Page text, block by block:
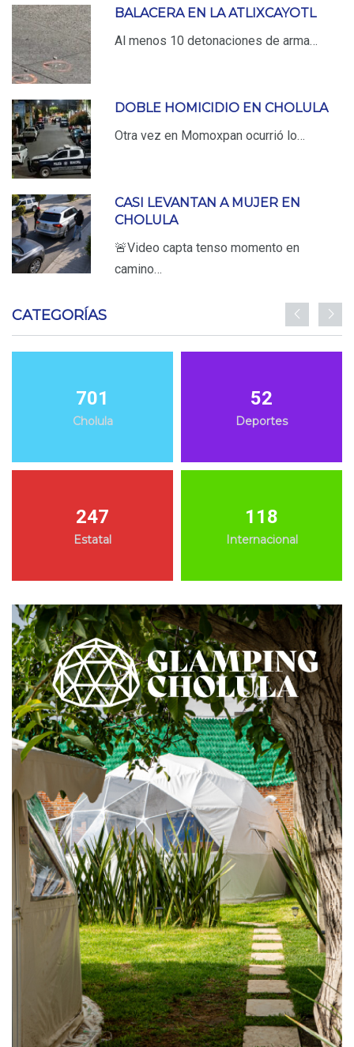
BALACERA EN LA ATLIXCAYOTL
Al menos 10 detonaciones de arma…
DOBLE HOMICIDIO EN CHOLULA
Otra vez en Momoxpan ocurrió lo…
CASI LEVANTAN A MUJER EN
CHOLULA
🚨Video capta tenso momento en
camino…
CATEGORÍAS
701
Cholula
52
Deportes
247
Estatal
118
Internacional